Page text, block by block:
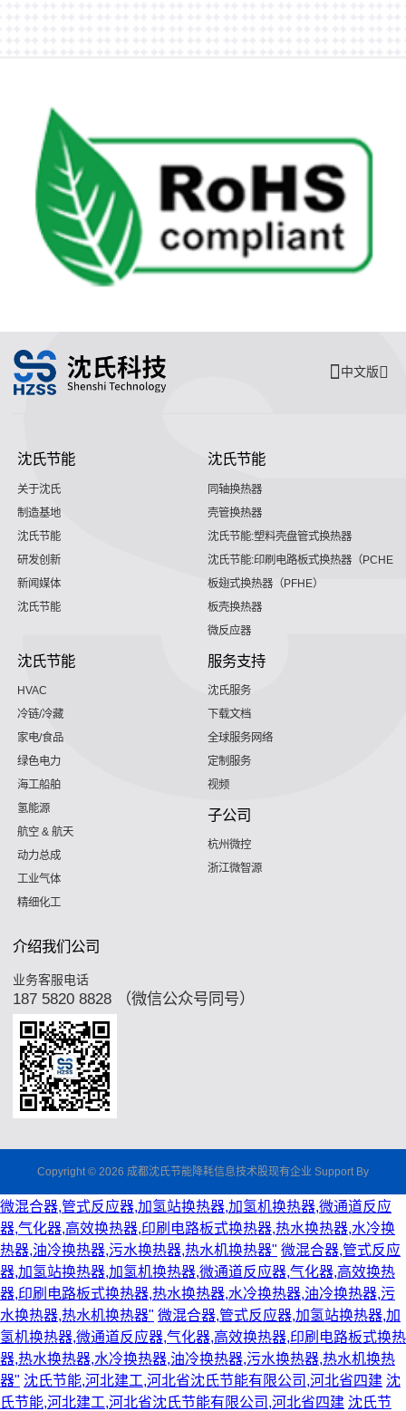
中文版
沈氏节能
关于沈氏
制造基地
沈氏节能
研发创新
新闻媒体
沈氏节能
沈氏节能
同轴换热器
壳管换热器
沈氏节能:塑料壳盘管式换热器
沈氏节能:印刷电路板式换热器（PCHE）
板翅式换热器（PFHE）
板壳换热器
微反应器
沈氏节能
HVAC
冷链/冷藏
家电/食品
绿色电力
海工船舶
氢能源
航空 & 航天
动力总成
工业气体
精细化工
服务支持
沈氏服务
下载文档
全球服务网络
定制服务
视频
子公司
杭州微控
浙江微智源
介绍我们公司
业务客服电话
187 5820 8828 （微信公众号同号）
Copyright © 2026 成都沈氏节能降耗信息技术股现有企业 Support By
微混合器,管式反应器,加氢站换热器,加氢机换热器,微通道反应
器,气化器,高效换热器,印刷电路板式换热器,热水换热器,水冷换
热器,油冷换热器,污水换热器,热水机换热器" 微混合器,管式反应
器,加氢站换热器,加氢机换热器,微通道反应器,气化器,高效换热
器,印刷电路板式换热器,热水换热器,水冷换热器,油冷换热器,污
水换热器,热水机换热器" 微混合器,管式反应器,加氢站换热器,加
氢机换热器,微通道反应器,气化器,高效换热器,印刷电路板式换热
器,热水换热器,水冷换热器,油冷换热器,污水换热器,热水机换热
器" 沈氏节能,河北建工,河北省沈氏节能有限公司,河北省四建 沈
氏节能,河北建工,河北省沈氏节能有限公司,河北省四建 沈氏节